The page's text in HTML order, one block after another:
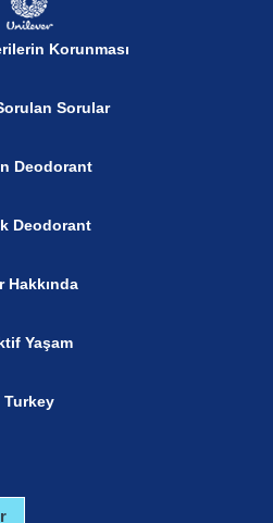
Korunması
Sorular
Deodorant
Deodorant
Hakkında
Yaşam
Turkey